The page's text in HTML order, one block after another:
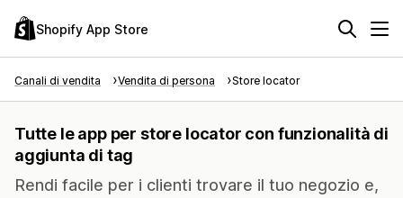
Shopify App Store
Canali di vendita Vendita di persona Store locator
Tutte le app per store locator con funzionalità di
aggiunta di tag
Rendi facile per i clienti trovare il tuo negozio e,